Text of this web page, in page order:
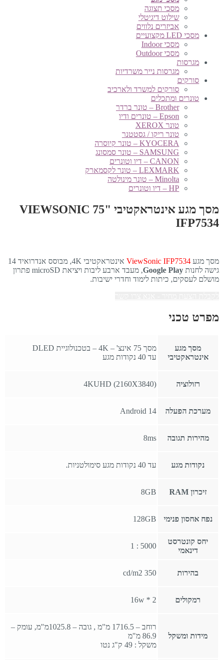
מסכי תצוגה
שילוט דיגיטלי
אביזרים נלווים
מסכי LED מקצועיים
מסכי Indoor
מסכי Outdoor
מגרסות
מגרסות נייר משרדיות
סורקים
סורקים למשרד ולארכיב
טונרים ומתכלים
Brother – טונר ברדר
Epson – טונרים ודיו
טונר XEROX
טונר ריקו / גסטטנר
KYOCERA – טונר קיוסרה
SAMSUNG – טונר סמסונג
CANON – דיו וטונרים
LEXMARK – טונר לקסמארק
Minolta – טונר מינולטה
HP – דיו וטונרים
מסך מגע אינטראקטיבי "75 VIEWSONIC
IFP7534
מסך מגע
אינטראקטיבי 4K, מבוסס אנדרואיד 14
גישה לחנות Google Play
, מעבד ארבע ליבות ויציאת microSD פתרון
מושלם לעסקים, כיתות לימוד וחדרי ישיבות.
מפרט טכני
מסך מגע
אינטראקטיבי
מסך 75 אינצ' – 4K – בטכנולוגיית DLED
עד 40 נקודות מגע
רזולוציה 4KUHD (2160X3840)
מערכת הפעלה Android 14
מהירות תגובה 8ms
נקודות מגע עד 40 נקודות מגע סימולטניות.
זיכרון RAM 8GB
נפח אחסון פנימי 128GB
יחס קונטרסט
דינאמי
5000 : 1
בהירות cd/m2 350
רמקולים 2 * 16w
מידות ומשקל
רוחב – 1716.5 מ"מ , גובה – 1025.8מ"מ, עומק –
86.9 מ"מ
משקל : 49 ק"ג נטו